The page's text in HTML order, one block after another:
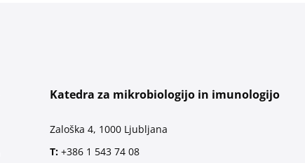
Katedra za mikrobiologijo in imunologijo
Zaloška 4, 1000 Ljubljana
T: +386 1 543 74 08